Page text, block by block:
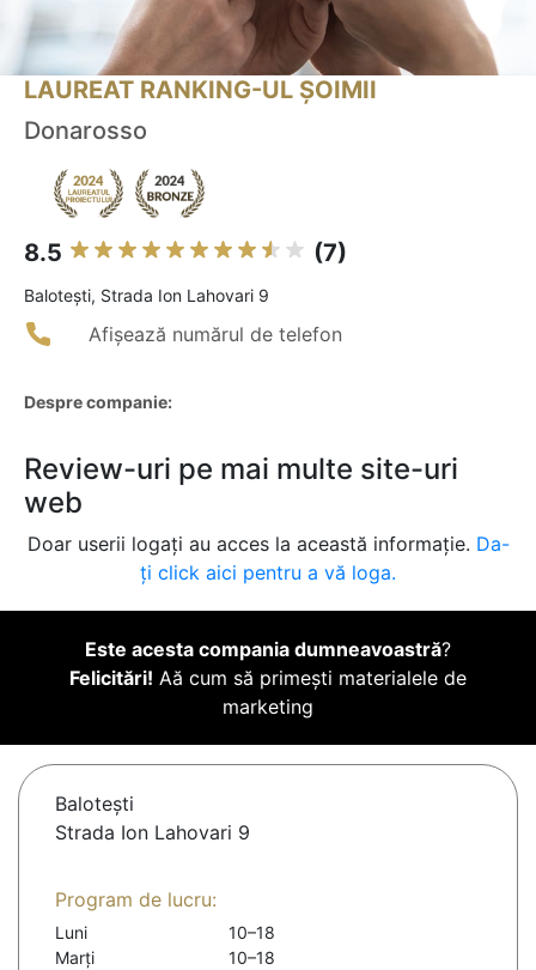
LAUREAT RANKING-UL ȘOIMII
Donarosso
8.5 (7)
Baloteşti, Strada Ion Lahovari 9
Afișează numărul de telefon
Despre companie:
Review-uri pe mai multe site-uri
web
Doar userii logați au acces la această informație. Da-
ți click aici pentru a vă loga.
Este acesta compania dumneavoastră?
Felicitări! Aă cum să primești materialele de
marketing
Baloteşti
Strada Ion Lahovari 9
Program de lucru:
Luni
10–18
Marți
10–18